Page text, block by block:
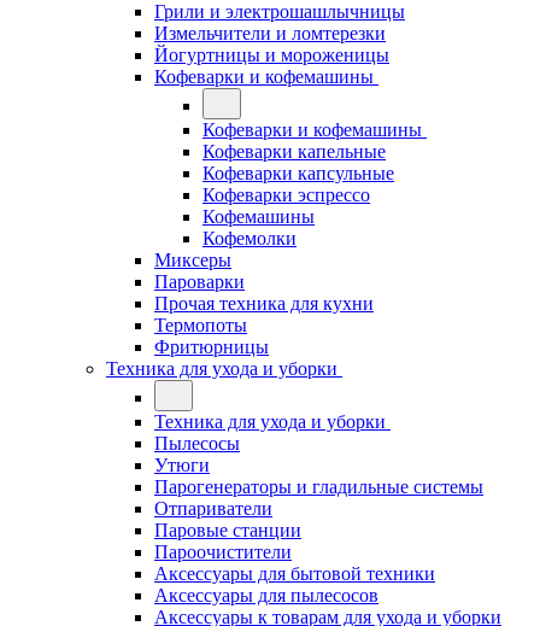
Грили и электрошашлычницы
Измельчители и ломтерезки
Йогуртницы и мороженицы
Кофеварки и кофемашины
Кофеварки и кофемашины
Кофеварки капельные
Кофеварки капсульные
Кофеварки эспрессо
Кофемашины
Кофемолки
Миксеры
Пароварки
Прочая техника для кухни
Термопоты
Фритюрницы
Техника для ухода и уборки
Техника для ухода и уборки
Пылесосы
Утюги
Парогенераторы и гладильные системы
Отпариватели
Паровые станции
Пароочистители
Аксессуары для бытовой техники
Аксессуары для пылесосов
Аксессуары к товарам для ухода и уборки